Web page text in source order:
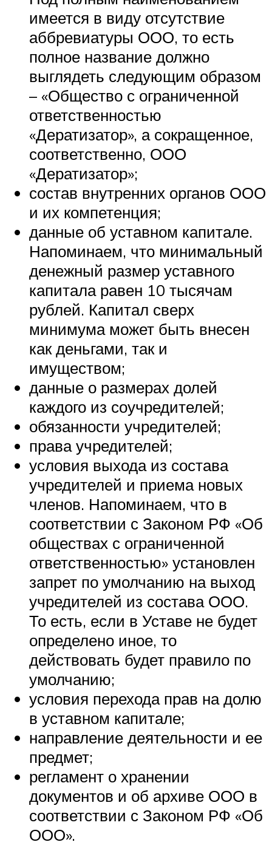
имеется в виду отсутствие
аббревиатуры ООО, то есть
полное название должно
выглядеть следующим образом
– «Общество с ограниченной
ответственностью
«Дератизатор», а сокращенное,
соответственно, ООО
«Дератизатор»;
состав внутренних органов ООО
и их компетенция;
данные об уставном капитале.
Напоминаем, что минимальный
денежный размер уставного
капитала равен 10 тысячам
рублей. Капитал сверх
минимума может быть внесен
как деньгами, так и
имуществом;
данные о размерах долей
каждого из соучредителей;
обязанности учредителей;
права учредителей;
условия выхода из состава
учредителей и приема новых
членов. Напоминаем, что в
соответствии с Законом РФ «Об
обществах с ограниченной
ответственностью» установлен
запрет по умолчанию на выход
учредителей из состава ООО.
То есть, если в Уставе не будет
определено иное, то
действовать будет правило по
умолчанию;
условия перехода прав на долю
в уставном капитале;
направление деятельности и ее
предмет;
регламент о хранении
документов и об архиве ООО в
соответствии с Законом РФ «Об
ООО».